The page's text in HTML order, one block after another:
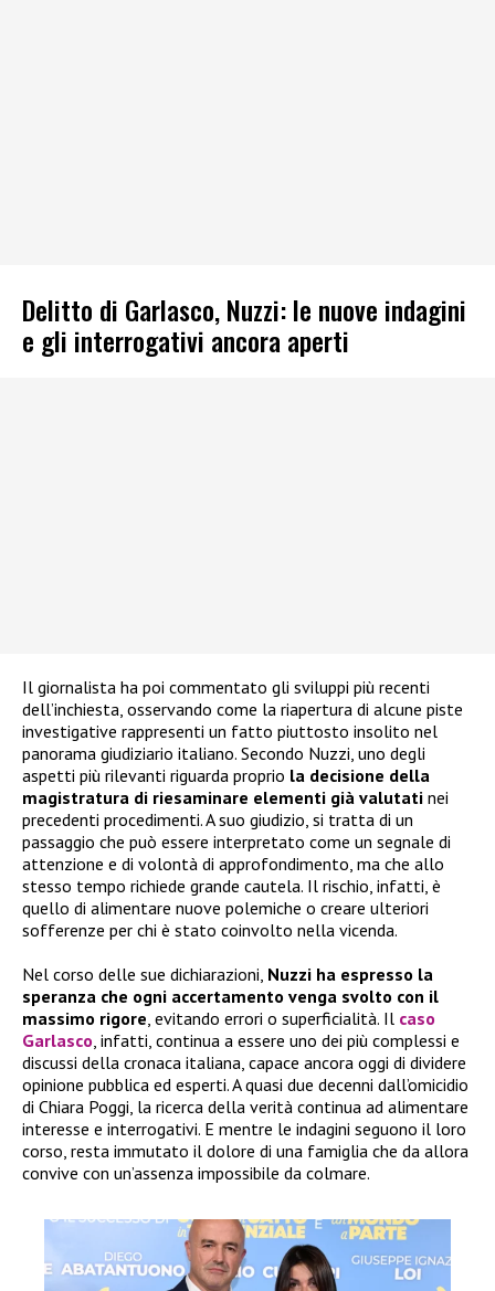
Delitto di Garlasco, Nuzzi: le nuove indagini
e gli interrogativi ancora aperti
Il giornalista ha poi commentato gli sviluppi più recenti
dell’inchiesta, osservando come la riapertura di alcune piste
investigative rappresenti un fatto piuttosto insolito nel
panorama giudiziario italiano. Secondo Nuzzi, uno degli
aspetti più rilevanti riguarda proprio la decisione della
magistratura di riesaminare elementi già valutati nei
precedenti procedimenti. A suo giudizio, si tratta di un
passaggio che può essere interpretato come un segnale di
attenzione e di volontà di approfondimento, ma che allo
stesso tempo richiede grande cautela. Il rischio, infatti, è
quello di alimentare nuove polemiche o creare ulteriori
sofferenze per chi è stato coinvolto nella vicenda.
Nel corso delle sue dichiarazioni, Nuzzi ha espresso la
speranza che ogni accertamento venga svolto con il
massimo rigore, evitando errori o superficialità. Il caso
Garlasco, infatti, continua a essere uno dei più complessi e
discussi della cronaca italiana, capace ancora oggi di dividere
opinione pubblica ed esperti. A quasi due decenni dall’omicidio
di Chiara Poggi, la ricerca della verità continua ad alimentare
interesse e interrogativi. E mentre le indagini seguono il loro
corso, resta immutato il dolore di una famiglia che da allora
convive con un’assenza impossibile da colmare.